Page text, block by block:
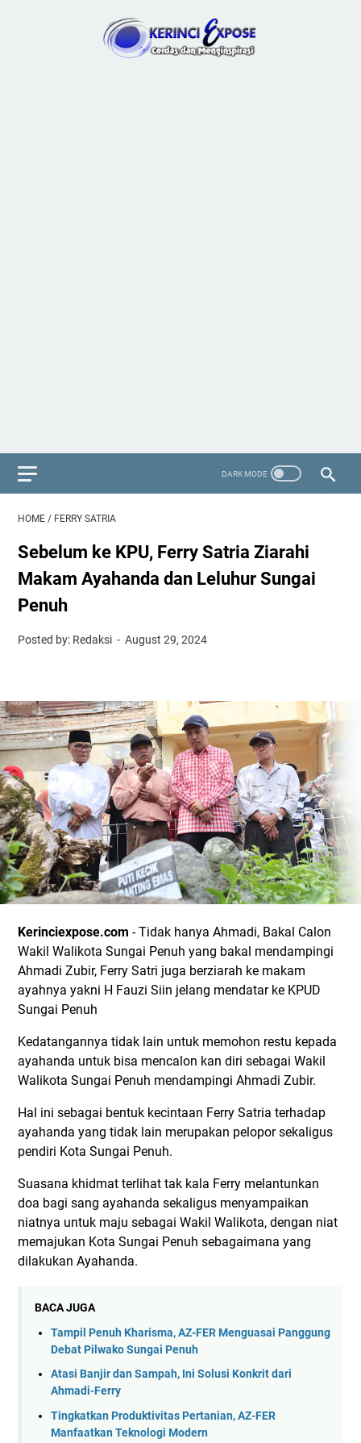
HOME / FERRY SATRIA
Sebelum ke KPU, Ferry Satria Ziarahi
Makam Ayahanda dan Leluhur Sungai
Penuh
Posted by: Redaksi August 29, 2024
Kerinciexpose.com - Tidak hanya Ahmadi, Bakal Calon
Wakil Walikota Sungai Penuh yang bakal mendampingi
Ahmadi Zubir, Ferry Satri juga berziarah ke makam
ayahnya yakni H Fauzi Siin jelang mendatar ke KPUD
Sungai Penuh
Kedatangannya tidak lain untuk memohon restu kepada
ayahanda untuk bisa mencalon kan diri sebagai Wakil
Walikota Sungai Penuh mendampingi Ahmadi Zubir.
Hal ini sebagai bentuk kecintaan Ferry Satria terhadap
ayahanda yang tidak lain merupakan pelopor sekaligus
pendiri Kota Sungai Penuh.
Suasana khidmat terlihat tak kala Ferry melantunkan
doa bagi sang ayahanda sekaligus menyampaikan
niatnya untuk maju sebagai Wakil Walikota, dengan niat
memajukan Kota Sungai Penuh sebagaimana yang
dilakukan Ayahanda.
BACA JUGA
Tampil Penuh Kharisma, AZ-FER Menguasai Panggung
Debat Pilwako Sungai Penuh
Atasi Banjir dan Sampah, Ini Solusi Konkrit dari
Ahmadi-Ferry
Tingkatkan Produktivitas Pertanian, AZ-FER
Manfaatkan Teknologi Modern